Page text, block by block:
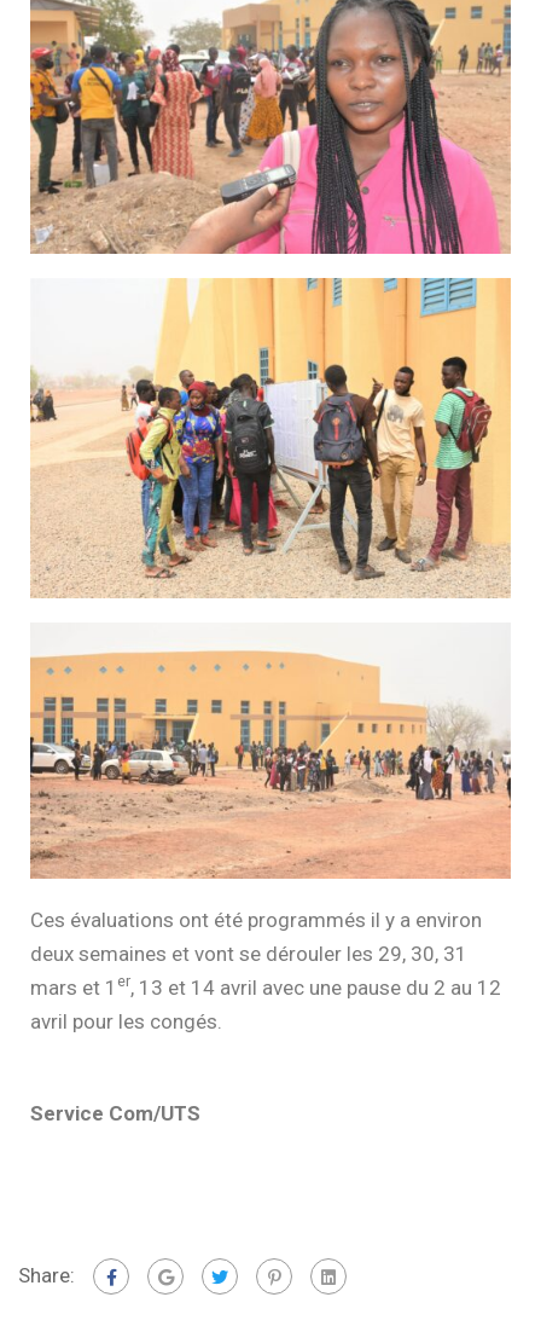
Ces évaluations ont été programmés il y a environ
deux semaines et vont se dérouler les 29, 30, 31
mars et 1 er, 13 et 14 avril avec une pause du 2 au 12
avril pour les congés.
Service Com/UTS
Share: